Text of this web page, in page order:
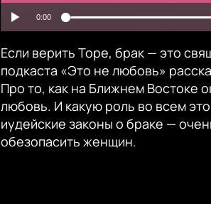
0:00
Если верить Торе, брак — это
подкаста «Это не любовь»
Про то, как на Ближнем Востоке
любовь. И какую роль во всем
иудейские законы о браке —
обезопасить женщин.